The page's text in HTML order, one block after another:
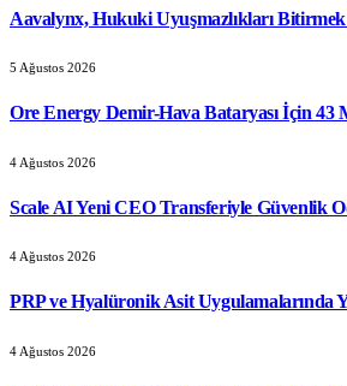
Aavalynx, Hukuki Uyuşmazlıkları
5 Ağustos 2026
Ore Energy Demir-Hava Bataryası İçin 43
4 Ağustos 2026
Scale AI Yeni CEO Transferiyle Güvenlik
4 Ağustos 2026
PRP ve Hyalüronik Asit Uygulamalarında
4 Ağustos 2026